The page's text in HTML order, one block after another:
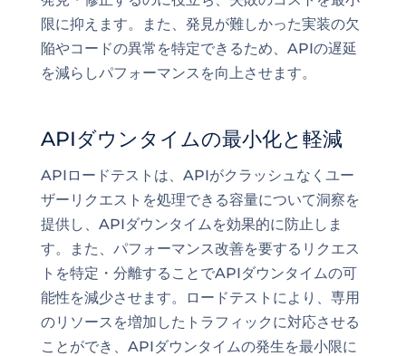
限に抑えます。また、発見が難しかった実装の欠
陥やコードの異常を特定できるため、APIの遅延
を減らしパフォーマンスを向上させます。
APIダウンタイムの最小化と軽減
APIロードテストは、APIがクラッシュなくユー
ザーリクエストを処理できる容量について洞察を
提供し、APIダウンタイムを効果的に防止しま
す。また、パフォーマンス改善を要するリクエス
トを特定・分離することでAPIダウンタイムの可
能性を減少させます。ロードテストにより、専用
のリソースを増加したトラフィックに対応させる
ことができ、APIダウンタイムの発生を最小限に